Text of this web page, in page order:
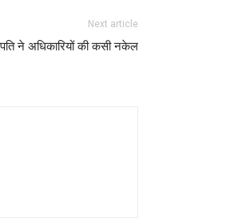
Next article
ने अधिकारियों की कसी नकेल